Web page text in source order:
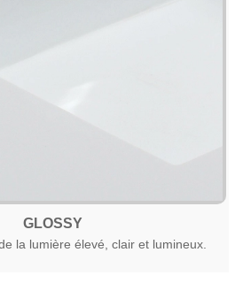
GLOSSY
la lumière élevé, clair et lumineux.